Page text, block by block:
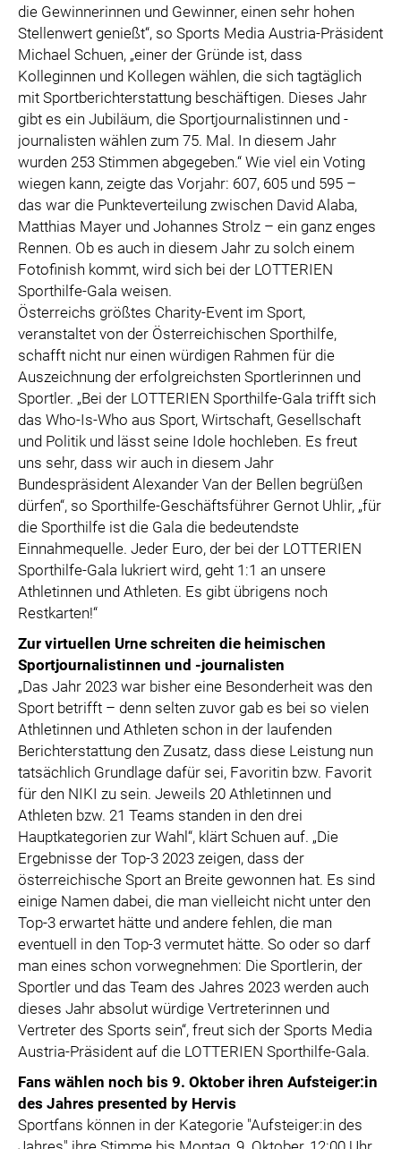
die Gewinnerinnen und Gewinner, einen sehr hohen
Stellenwert genießt“, so Sports Media Austria-Präsident
Michael Schuen, „einer der Gründe ist, dass
Kolleginnen und Kollegen wählen, die sich tagtäglich
mit Sportberichterstattung beschäftigen. Dieses Jahr
gibt es ein Jubiläum, die Sportjournalistinnen und -
journalisten wählen zum 75. Mal. In diesem Jahr
wurden 253 Stimmen abgegeben.“ Wie viel ein Voting
wiegen kann, zeigte das Vorjahr: 607, 605 und 595 –
das war die Punkteverteilung zwischen David Alaba,
Matthias Mayer und Johannes Strolz – ein ganz enges
Rennen. Ob es auch in diesem Jahr zu solch einem
Fotofinish kommt, wird sich bei der LOTTERIEN
Sporthilfe-Gala weisen.
Österreichs größtes Charity-Event im Sport,
veranstaltet von der Österreichischen Sporthilfe,
schafft nicht nur einen würdigen Rahmen für die
Auszeichnung der erfolgreichsten Sportlerinnen und
Sportler. „Bei der LOTTERIEN Sporthilfe-Gala trifft sich
das Who-Is-Who aus Sport, Wirtschaft, Gesellschaft
und Politik und lässt seine Idole hochleben. Es freut
uns sehr, dass wir auch in diesem Jahr
Bundespräsident Alexander Van der Bellen begrüßen
dürfen“, so Sporthilfe-Geschäftsführer Gernot Uhlir, „für
die Sporthilfe ist die Gala die bedeutendste
Einnahmequelle. Jeder Euro, der bei der LOTTERIEN
Sporthilfe-Gala lukriert wird, geht 1:1 an unsere
Athletinnen und Athleten. Es gibt übrigens noch
Restkarten!“
Zur virtuellen Urne schreiten die heimischen
Sportjournalistinnen und -journalisten
„Das Jahr 2023 war bisher eine Besonderheit was den
Sport betrifft – denn selten zuvor gab es bei so vielen
Athletinnen und Athleten schon in der laufenden
Berichterstattung den Zusatz, dass diese Leistung nun
tatsächlich Grundlage dafür sei, Favoritin bzw. Favorit
für den NIKI zu sein. Jeweils 20 Athletinnen und
Athleten bzw. 21 Teams standen in den drei
Hauptkategorien zur Wahl“, klärt Schuen auf. „Die
Ergebnisse der Top-3 2023 zeigen, dass der
österreichische Sport an Breite gewonnen hat. Es sind
einige Namen dabei, die man vielleicht nicht unter den
Top-3 erwartet hätte und andere fehlen, die man
eventuell in den Top-3 vermutet hätte. So oder so darf
man eines schon vorwegnehmen: Die Sportlerin, der
Sportler und das Team des Jahres 2023 werden auch
dieses Jahr absolut würdige Vertreterinnen und
Vertreter des Sports sein“, freut sich der Sports Media
Austria-Präsident auf die LOTTERIEN Sporthilfe-Gala.
Fans wählen noch bis 9. Oktober ihren Aufsteiger:in
des Jahres presented by Hervis
Sportfans können in der Kategorie "Aufsteiger:in des